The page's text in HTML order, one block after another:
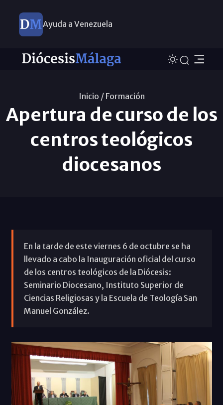
Ayuda a Venezuela
Inicio / Formación
Apertura de curso de los
centros teológicos
diocesanos
En la tarde de este viernes 6 de octubre se ha
llevado a cabo la Inauguración oficial del curso
de los centros teológicos de la Diócesis:
Seminario Diocesano, Instituto Superior de
Ciencias Religiosas y la Escuela de Teología San
Manuel González.